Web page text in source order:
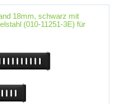
18mm, schwarz mit
(010-11251-3E) für